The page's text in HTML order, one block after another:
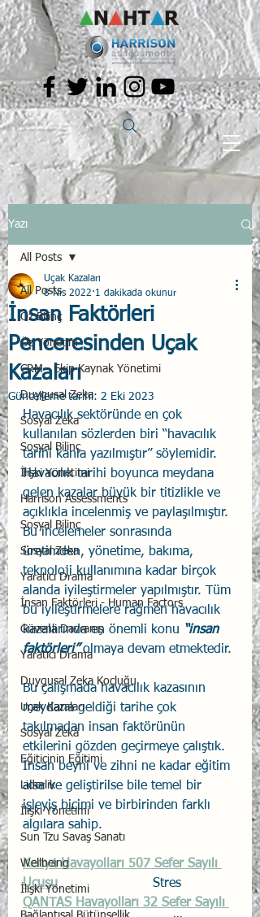
Yazı
All Posts
Öz Bilinç
Öz Yönetim
CRM - Ekip Kaynak Yönetimi
Duygusal Zeka
Sosyal Zeka
Sosyal Bilinç
İlişki Yönetimi
Harrison Assessments
Sosyal Bilinç
Sosyal Zeka
Yaratıcı Drama
İnsan Faktörleri - Human Factors
Güvenli Davranış
Yaratıcı Drama
Duygusal Zeka Koçluğu
Uçak Kazaları
Sosyal Zekâ
Eğiticinin Eğitimi
Liderlik
İlişki Yönetimi
Sun Tzu Savaş Sanatı
Wellbeing
İlişki Yönetimi
All Posts
İnsan Faktörleri
Penceresinden Uçak
Kazaları
Uçak Kazaları
8 Nis 2022 1 dakikada okunur
Güncelleme tarihi: 2 Eki 2023
Havacılık sektöründe en çok
kullanılan sözlerden biri “havacılık
tarihi kanla yazılmıştır” söylemidir.
Havacılık tarihi boyunca meydana
gelen kazalar büyük bir titizlikle ve
açıklıkla incelenmiş ve paylaşılmıştır.
Bu incelemeler sonrasında
üretimden, yönetime, bakıma,
teknoloji kullanımına kadar birçok
alanda iyileştirmeler yapılmıştır. Tüm
bu iyileştirmelere rağmen havacılık
kazalarında en önemli konu “insan
faktörleri” olmaya devam etmektedir.
Bu çalışmada havacılık kazasının
meydana geldiği tarihe çok
takılmadan insan faktörünün
etkilerini gözden geçirmeye çalıştık.
İnsan beyni ve zihni ne kadar eğitim
alsa ve geliştirilse bile temel bir
işleyiş biçimi ve birbirinden farklı
algılara sahip.
Kenya Havayolları 507 Sefer Sayılı
Uçuşu
			Stres
QANTAS Havayolları 32 Sefer Sayılı